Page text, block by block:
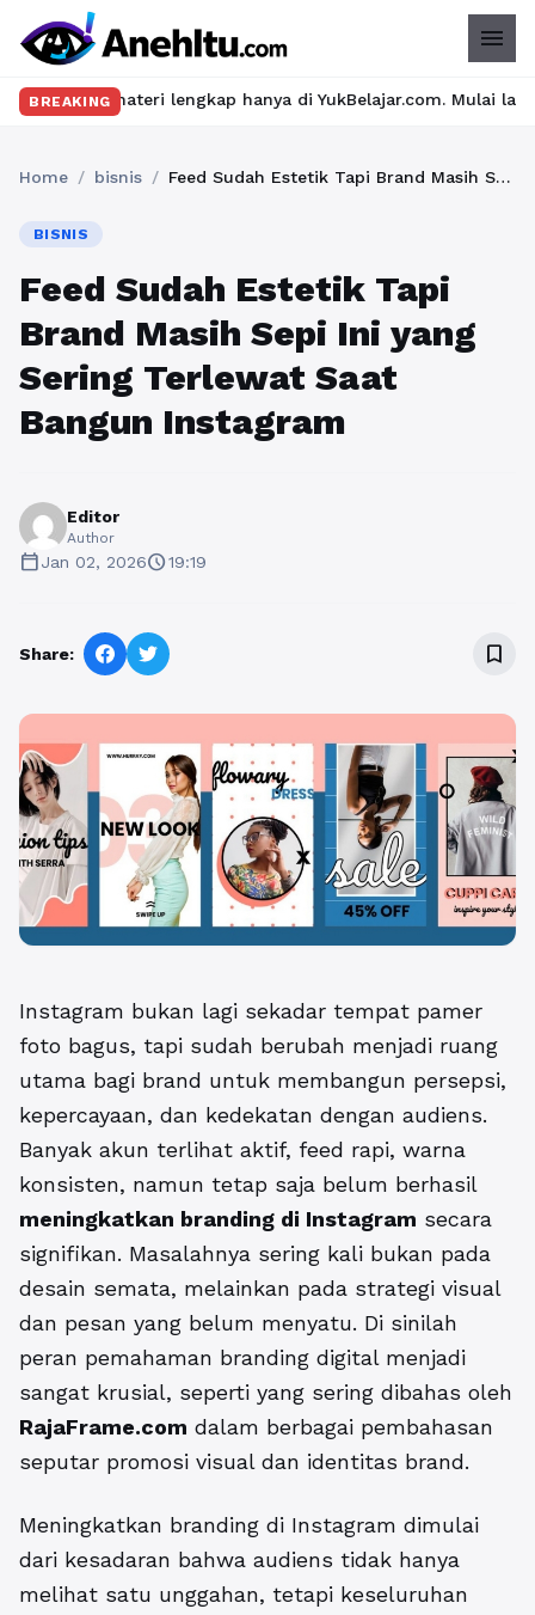
menu
BREAKING
lengkap hanya di YukBelajar.com. Mulai langkah
Home / bisnis / Feed Sudah Estetik Tapi Brand Masih Sepi Ini yang Sering Terlewat Saat Bangun Instagram
BISNIS
Feed Sudah Estetik Tapi
Brand Masih Sepi Ini yang
Sering Terlewat Saat
Bangun Instagram
Editor
Author
calendar_todayJan 02, 2026schedule19:19
Share: bookmark_border
Instagram bukan lagi sekadar tempat pamer
foto bagus, tapi sudah berubah menjadi ruang
utama bagi brand untuk membangun persepsi,
kepercayaan, dan kedekatan dengan audiens.
Banyak akun terlihat aktif, feed rapi, warna
konsisten, namun tetap saja belum berhasil
meningkatkan branding di Instagram secara
signifikan. Masalahnya sering kali bukan pada
desain semata, melainkan pada strategi visual
dan pesan yang belum menyatu. Di sinilah
peran pemahaman branding digital menjadi
sangat krusial, seperti yang sering dibahas oleh
RajaFrame.com dalam berbagai pembahasan
seputar promosi visual dan identitas brand.
Meningkatkan branding di Instagram dimulai
dari kesadaran bahwa audiens tidak hanya
melihat satu unggahan, tetapi keseluruhan